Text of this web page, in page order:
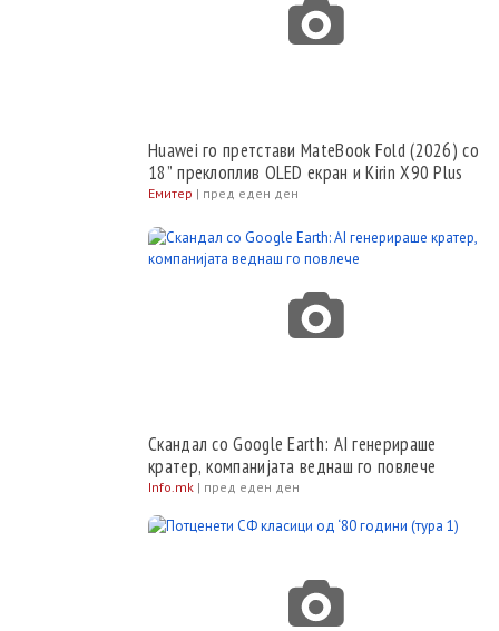
Huawei го претстави MateBook Fold (2026) со
18” преклоплив OLED екран и Kirin X90 Plus
Емитер | пред еден ден
Скандал со Google Earth: AI генерираше
кратер, компанијата веднаш го повлече
Info.mk | пред еден ден